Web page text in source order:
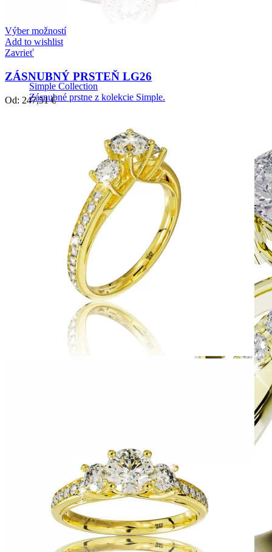
Simple Collection
Zásnubné prstne z kolekcie Simple.
Výber možností
Add to wishlist
Zavrieť
ZÁSNUBNÝ PRSTEŇ LG26
Od: 247,51€